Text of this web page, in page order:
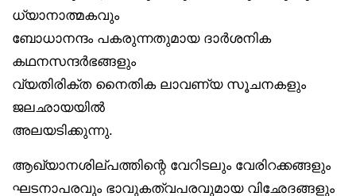
ധ്യാനാത്മകവും
ബോധാനന്ദം പകരുന്നതുമായ ദാർശനിക
കഥനസന്ദർഭങ്ങളും
വ്യതിരിക്ത നൈതിക ലാവണ്യ സൂചനകളും
ജലഛായയിൽ
അലയടിക്കുന്നു.
ആഖ്യാനശില്പത്തിന്റെ വേറിടലും വേരിറക്കങ്ങളും
ഘടനാപരവും ഭാവുകത്വപരവുമായ വിഛേദങ്ങളും